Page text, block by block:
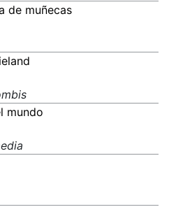
de muñecas
mundo